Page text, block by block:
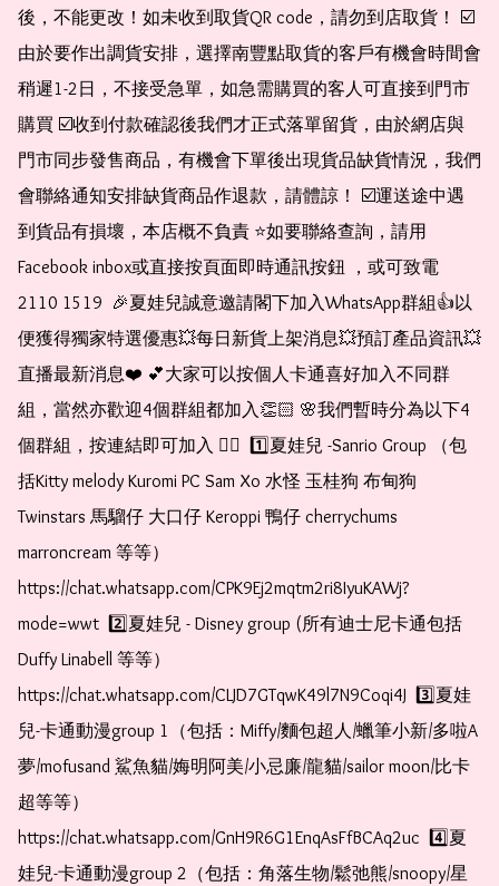
後，不能更改！如未收到取貨QR code，請勿到店取貨！ ☑️
由於要作出調貨安排，選擇南豐點取貨的客戶有機會時間會
稍遲1-2日，不接受急單，如急需購買的客人可直接到門市
購買 ☑️收到付款確認後我們才正式落單留貨，由於網店與
門市同步發售商品，有機會下單後出現貨品缺貨情況，我們
會聯絡通知安排缺貨商品作退款，請體諒！ ☑️運送途中遇
到貨品有損壞，本店概不負責 ⭐️如要聯絡查詢，請用
Facebook inbox或直接按頁面即時通訊按鈕 ，或可致電
2110 1519  🎉夏娃兒誠意邀請閣下加入WhatsApp群組👍以
便獲得獨家特選優惠💥每日新貨上架消息💥預訂產品資訊💥
直播最新消息❤️ 💕大家可以按個人卡通喜好加入不同群
組，當然亦歡迎4個群組都加入👏🏻 🌸我們暫時分為以下4
個群組，按連結即可加入 👇🏻  1️⃣夏娃兒 -Sanrio Group （包
括Kitty melody Kuromi PC Sam Xo 水怪 玉桂狗 布甸狗
Twinstars 馬騮仔 大口仔 Keroppi 鴨仔 cherrychums
marroncream 等等）
https://chat.whatsapp.com/CPK9Ej2mqtm2ri8IyuKAWj?
mode=wwt  2️⃣夏娃兒 - Disney group (所有迪士尼卡通包括
Duffy Linabell 等等）
https://chat.whatsapp.com/CLJD7GTqwK49l7N9Coqi4J  3️⃣夏娃
兒-卡通動漫group 1（包括：Miffy/麵包超人/蠟筆小新/多啦A
夢/mofusand 鯊魚貓/娒明阿美/小忌廉/龍貓/sailor moon/比卡
超等等）
https://chat.whatsapp.com/GnH9R6G1EnqAsFfBCAq2uc  4️⃣夏
娃兒-卡通動漫group 2（包括：角落生物/鬆弛熊/snoopy/星